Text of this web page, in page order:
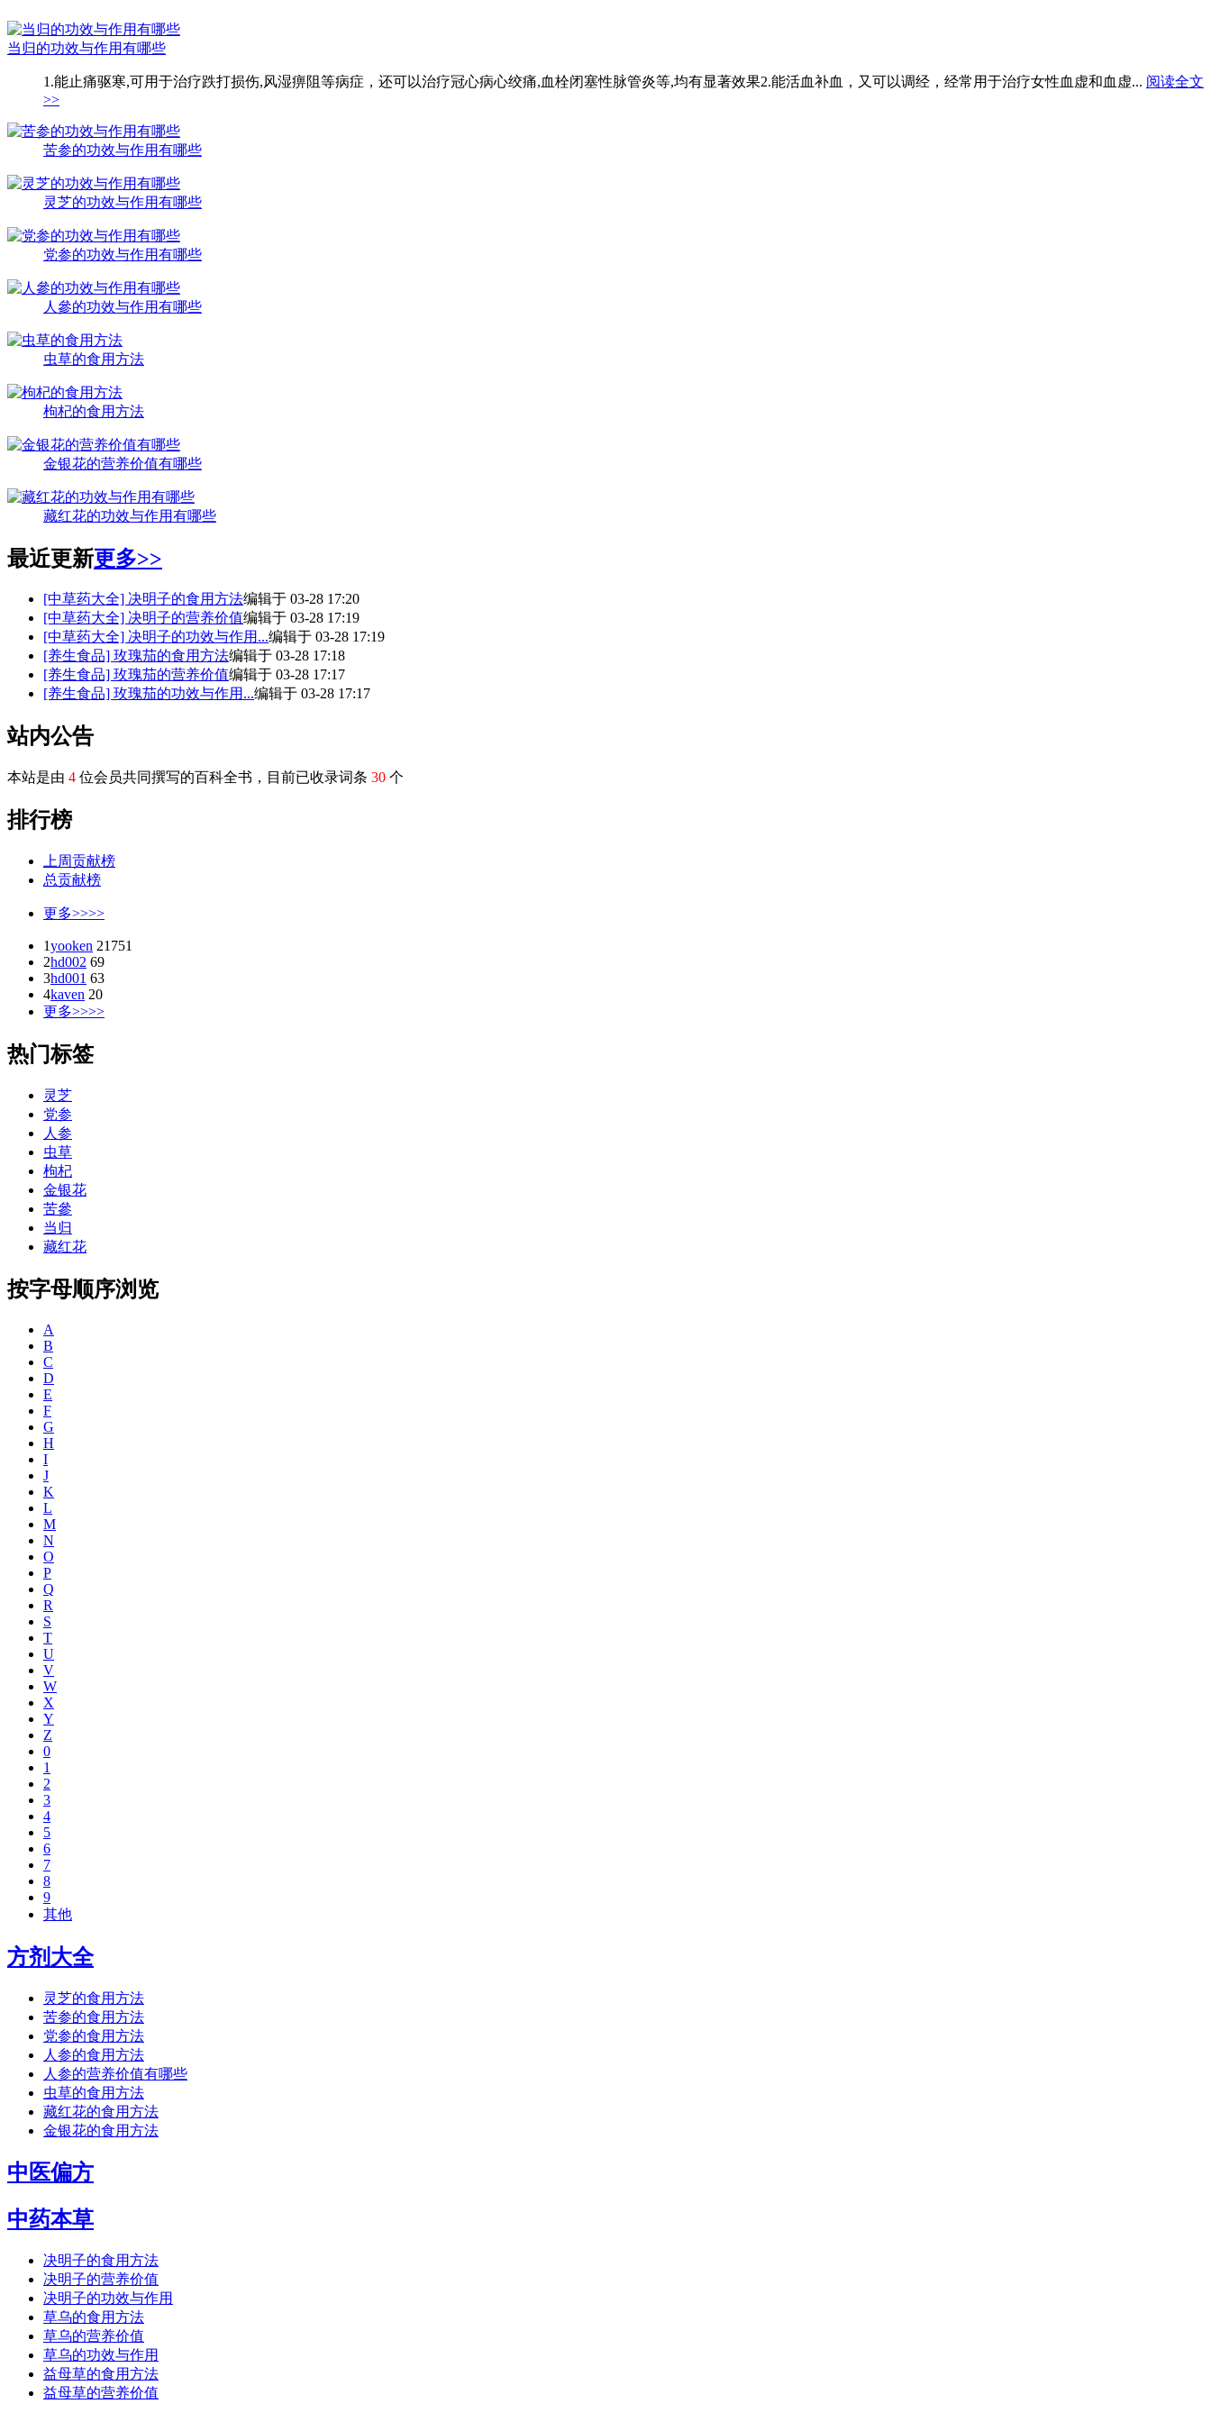
当归的功效与作用有哪些
1.能止痛驱寒,可用于治疗跌打损伤,风湿痹阻等病症，还可以治疗冠心病心绞痛,血栓闭塞性脉管炎等,均有显著效果2.能活血补血，又可以调经，经常用于治疗女性血虚和血虚... 阅读全文
>>
苦参的功效与作用有哪些
灵芝的功效与作用有哪些
党参的功效与作用有哪些
人參的功效与作用有哪些
虫草的食用方法
枸杞的食用方法
金银花的营养价值有哪些
藏红花的功效与作用有哪些
最近更新更多>>
[中草药大全] 决明子的食用方法编辑于 03-28 17:20
[中草药大全] 决明子的营养价值编辑于 03-28 17:19
[中草药大全] 决明子的功效与作用...编辑于 03-28 17:19
[养生食品] 玫瑰茄的食用方法编辑于 03-28 17:18
[养生食品] 玫瑰茄的营养价值编辑于 03-28 17:17
[养生食品] 玫瑰茄的功效与作用...编辑于 03-28 17:17
站内公告
本站是由 4 位会员共同撰写的百科全书，目前已收录词条 30 个
排行榜
上周贡献榜
总贡献榜
更多>>>>
1yooken 21751
2hd002 69
3hd001 63
4kaven 20
更多>>>>
热门标签
灵芝
党参
人参
虫草
枸杞
金银花
苦參
当归
藏红花
按字母顺序浏览
A
B
C
D
E
F
G
H
I
J
K
L
M
N
O
P
Q
R
S
T
U
V
W
X
Y
Z
0
1
2
3
4
5
6
7
8
9
其他
方剂大全
灵芝的食用方法
苦参的食用方法
党参的食用方法
人参的食用方法
人参的营养价值有哪些
虫草的食用方法
藏红花的食用方法
金银花的食用方法
中医偏方
中药本草
决明子的食用方法
决明子的营养价值
决明子的功效与作用
草乌的食用方法
草乌的营养价值
草乌的功效与作用
益母草的食用方法
益母草的营养价值